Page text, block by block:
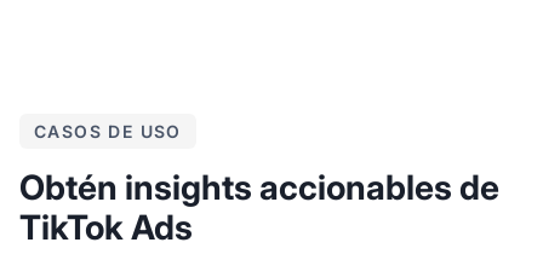
CASOS DE USO
Obtén insights accionables de
TikTok Ads